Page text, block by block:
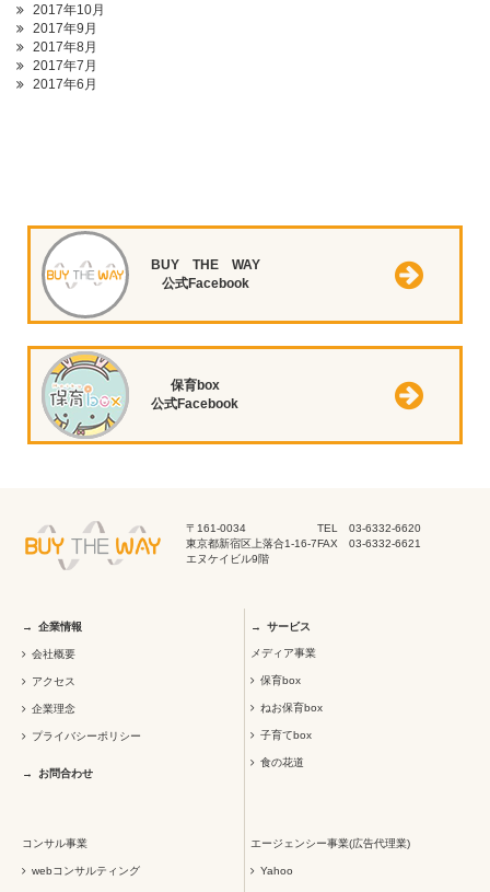
2017年10月
2017年9月
2017年8月
2017年7月
2017年6月
BUY THE WAY
公式Facebook
保育box
公式Facebook
〒161-0034
東京都新宿区上落合1-16-7
エヌケイビル9階
TEL 03-6332-6620
FAX 03-6332-6621
企業情報
会社概要
アクセス
企業理念
プライバシーポリシー
お問合わせ
サービス
メディア事業
保育box
ねお保育box
子育てbox
食の花道
コンサル事業
webコンサルティング
エージェンシー事業(広告代理業)
Yahoo